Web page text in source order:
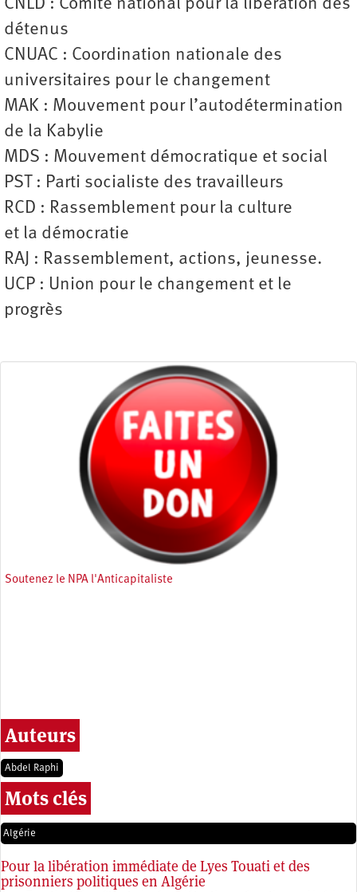
CNLD : Comité national pour la libération des
détenus
CNUAC : Coordination nationale des
universitaires pour le changement
MAK : Mouvement pour l’autodétermination
de la Kabylie
MDS : Mouvement démocratique et social
PST : Parti socialiste des travailleurs
RCD : Rassemblement pour la culture
et la démocratie
RAJ : Rassemblement, actions, jeunesse.
UCP : Union pour le changement et le
progrès
Soutenez le NPA l'Anticapitaliste
Auteurs
Abdel Raphi
Mots clés
Algérie
Pour la libération immédiate de Lyes Touati et des
prisonniers politiques en Algérie